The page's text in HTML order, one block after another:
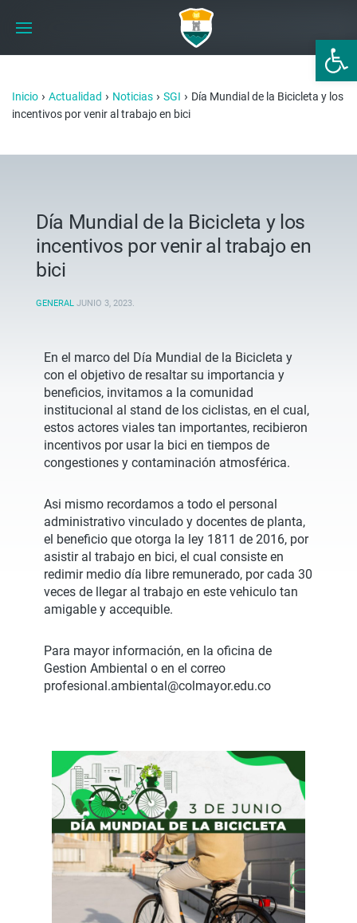
Abrir
Inicio › Actualidad › Noticias › SGI › Día Mundial de la Bicicleta y los
incentivos por venir al trabajo en bici
Día Mundial de la Bicicleta y los
incentivos por venir al trabajo en
bici
GENERAL JUNIO 3, 2023.
En el marco del Día Mundial de la Bicicleta y
con el objetivo de resaltar su importancia y
beneficios, invitamos a la comunidad
institucional al stand de los ciclistas, en el cual,
estos actores viales tan importantes, recibieron
incentivos por usar la bici en tiempos de
congestiones y contaminación atmosférica.
Asi mismo recordamos a todo el personal
administrativo vinculado y docentes de planta,
el beneficio que otorga la ley 1811 de 2016, por
asistir al trabajo en bici, el cual consiste en
redimir medio día libre remunerado, por cada 30
veces de llegar al trabajo en este vehiculo tan
amigable y accequible.
Para mayor información, en la oficina de
Gestion Ambiental o en el correo
profesional.ambiental@colmayor.edu.co